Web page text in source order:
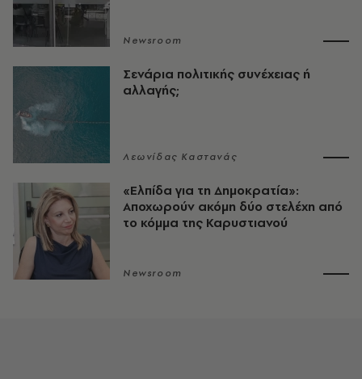
Newsroom
Σενάρια πολιτικής συνέχειας ή
αλλαγής;
Λεωνίδας Καστανάς
«Ελπίδα για τη Δημοκρατία»:
Αποχωρούν ακόμη δύο στελέχη από
το κόμμα της Καρυστιανού
Newsroom